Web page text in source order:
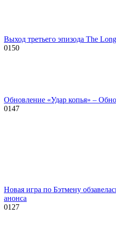
Выход третьего эпизода The
0150
Обновление «Удар копья» –
0147
Новая игра по Бэтмену
анонса
0127